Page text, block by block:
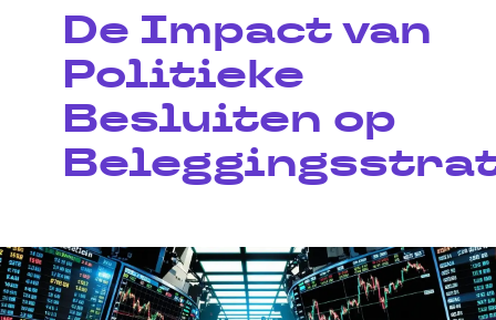
De Impact van
Politieke
Besluiten op